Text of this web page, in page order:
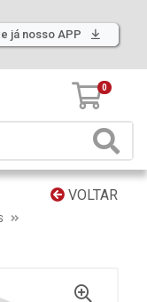
já nosso APP
0
VOLTAR